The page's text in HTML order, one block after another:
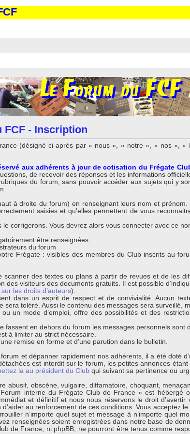
FCF - Inscription
(désigné ci-après par « nous », « notre », « nos »,
aux adhérents à jour de cotisation du Frégate
de recevoir des réponses et les informations
du forum, sans pouvoir accéder aux sujets qui y
à droite du forum) en renseignant leurs nom et prénom.
saisies et qu’elles permettent de vous
corrigerons. Vous devrez alors vous connecter avec ce
être renseignées :
du forum
Frégate : visibles des membres du Club inscrits au
scanner des textes ou plans à partir de revues et de les
des visiteurs des documents gratuits. Il est possible
les droits d’auteurs).
dans un esprit de respect et de convivialité. Aucun
toléré. Aussi le contenu des messages sera surveillé,
un mode d’emploi, offre des possibilités et des
en dehors du forum les messages personnels sont
à limiter au strict nécessaire.
remise en forme et d’une parution dans le bulletin.
et dépanner rapidement nos adhérents, il a été doté
est interdit sur le forum, les petites annonces
la au président du Club qui suivant sa pertinence ou
abusif, obscène, vulgaire, diffamatoire, choquant,
interne du Frégate Club de France » est hébergé
et définitif et nous nous réservons le droit d’avertir
au renforcement de ces conditions. Vous acceptez
n’importe quel sujet et message à n’importe quel
renseignées soient enregistrées dans notre base de
de France, ni phpBB, ne pourront être tenus comme